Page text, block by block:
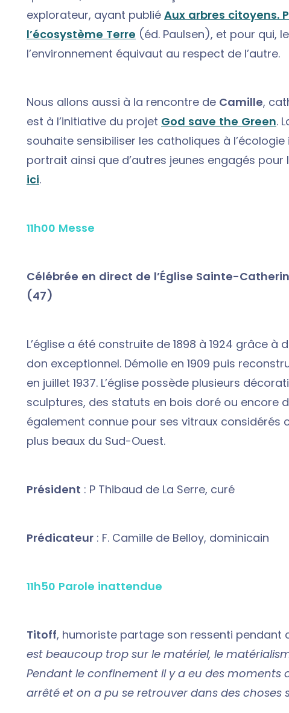
explorateur, ayant publié Aux arbres citoyens.
l’écosystème Terre (éd. Paulsen), et pour qui,
l’environnement équivaut au respect de l’autre.
Nous allons aussi à la rencontre de Camille,
est à l’initiative du projet God save the Green.
souhaite sensibiliser les catholiques à
portrait ainsi que d’autres jeunes engagés
ici.
11h00 Messe
Célébrée en direct de l’Église Sainte-
(47)
L’église a été construite de 1898 à 1924 grâce à
don exceptionnel. Démolie en 1909 puis
en juillet 1937. L’église possède plusieurs
sculptures, des statuts en bois doré ou encore
également connue pour ses vitraux considérés
plus beaux du Sud-Ouest.
Président : P Thibaud de La Serre, curé
Prédicateur : F. Camille de Belloy, dominicain
11h50 Parole inattendue
Titoff, humoriste partage son ressenti pendant
est beaucoup trop sur le matériel, le
Pendant le confinement il y a eu des moments
arrêté et on a pu se retrouver dans des choses